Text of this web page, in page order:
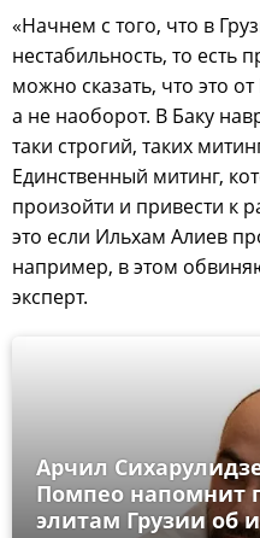
«Начнем с того, что в
нестабильность, то есть
можно сказать, что это
а не наоборот. В Баку
таки строгий, таких
Единственный митинг,
произойти и привести к
это если Ильхам Алиев
например, в этом
эксперт.
Арчил
Помпео напомнит
элитам Грузии об